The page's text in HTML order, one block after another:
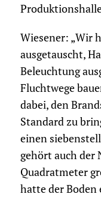
Wiesener: „Wir
ausgetauscht,
Beleuchtung
Fluchtwege
dabei, den
Standard zu
einen
gehört auch der
Quadratmeter
hatte der Boden